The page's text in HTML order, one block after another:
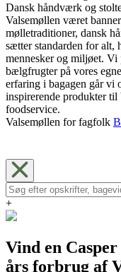
Dansk håndværk og
Valsemøllen været
mølletraditioner, dansk
sætter standarden for alt,
mennesker og miljøet.
bælgfrugter på vores
erfaring i bagagen går vi
inspirerende produkter til
foodservice.
Valsemøllen for fagfolk
+
Vind en
års forbrug af